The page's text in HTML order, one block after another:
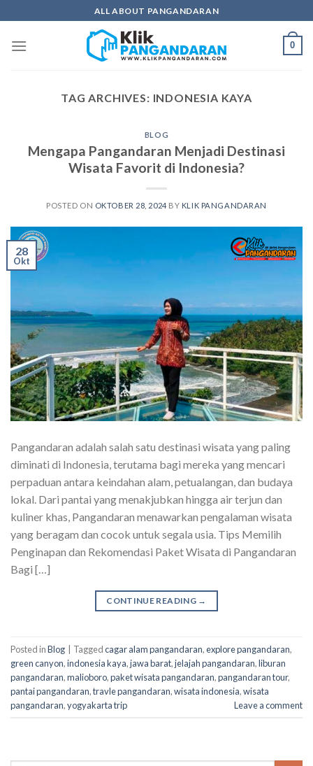
to
content
ALL ABOUT PANGANDARAN
0
TAG ARCHIVES: INDONESIA KAYA
BLOG
Mengapa Pangandaran Menjadi Destinasi
Wisata Favorit di Indonesia?
POSTED ON OKTOBER 28, 2024 BY KLIK PANGANDARAN
28
Okt
Pangandaran adalah salah satu destinasi wisata yang paling
diminati di Indonesia, terutama bagi mereka yang mencari
perpaduan antara keindahan alam, petualangan, dan budaya
lokal. Dari pantai yang menakjubkan hingga air terjun dan
kuliner khas, Pangandaran menawarkan pengalaman wisata
yang beragam dan cocok untuk segala usia. Tips Memilih
Penginapan dan Rekomendasi Paket Wisata di Pangandaran
Bagi […]
CONTINUE READING →
Posted inBlog Taggedcagar alam pangandaran,explore pangandaran,
green canyon,indonesia kaya,jawa barat,jelajah pangandaran,liburan
pangandaran,malioboro,paket wisata pangandaran,pangandaran tour,
pantai pangandaran,travle pangandaran,wisata indonesia,wisata
pangandaran,yogyakarta trip Leave a comment